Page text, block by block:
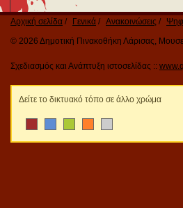
Αρχική σελίδα Γενικά Ανακοινώσεις
© 2026 Δημοτική Πινακοθήκη Λάρισας,
Σχεδιασμός και Ανάπτυξη ιστοσελίδας ::
Δείτε το δικτυακό τόπο σε άλλο χρώμα